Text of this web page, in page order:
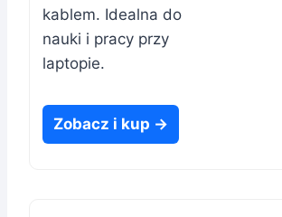
kablem. Idealna do
nauki i pracy przy
laptopie.
Zobacz i kup →